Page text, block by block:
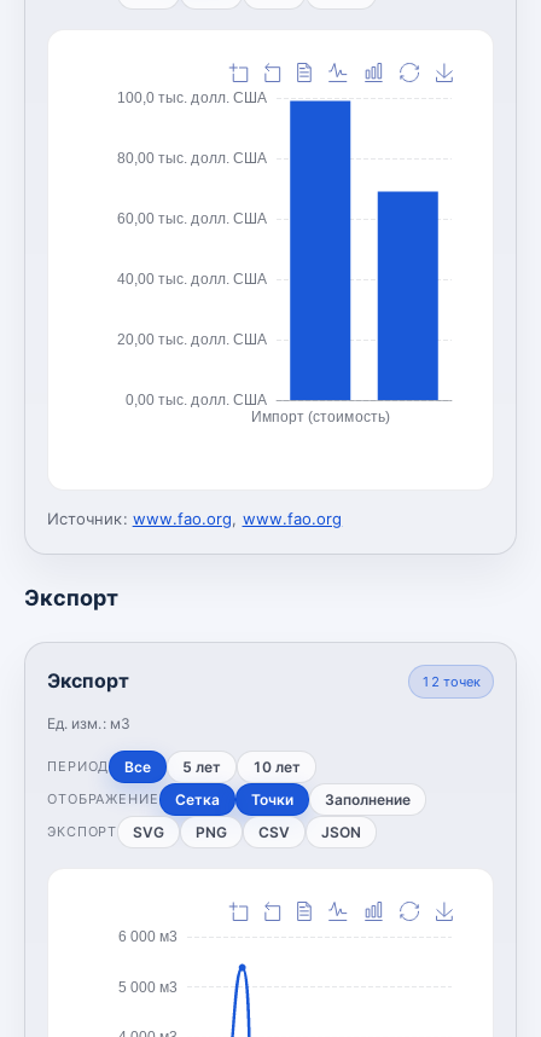
0,00 тыс. долл. США
20,00 тыс. долл. США
40,00 тыс. долл. США
60,00 тыс. долл. США
80,00 тыс. долл. США
100,0 тыс. долл. США
Импорт (стоимость)
Источник: www.fao.org, www.fao.org
Экспорт
Экспорт
Ед. изм.: м3
12 точек
ПЕРИОД Все 5 лет 10 лет
ОТОБРАЖЕНИЕ Сетка Точки Заполнение
ЭКСПОРТ SVG PNG CSV JSON
5 000 м3
6 000 м3